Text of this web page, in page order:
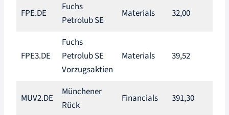
FPE.DE
Fuchs
Petrolub SE
Materials 32,00
FPE3.DE
Fuchs
Petrolub SE
Vorzugsaktien
Materials 39,52
MUV2.DE
Münchener
Rück
Financials 391,30